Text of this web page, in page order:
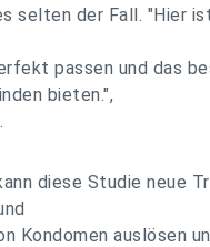
selten der Fall. "Hier
passen und das
bieten.",
diese Studie neue
Kondomen auslösen